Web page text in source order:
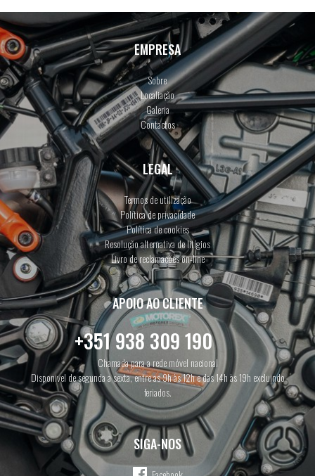
EMPRESA
Sobre
Localiação
Galeria
Contactos
LEGAL
Termos de utilização
Política de privacidade
Política de cookies
Resolução alternativa de litígios
Livro de reclamações on-line
APOIO AO CLIENTE
+351 938 309 190
Chamada para a rede móvel nacional
Disponivel de segunda a sexta, entre as 9h às 12h e das 14h às 19h excluindo
feriados.
SIGA-NOS